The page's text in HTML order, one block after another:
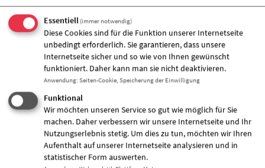
Zugeordnete Einrichtung
Essentiell (immer notwendig)
Diese Cookies sind für die Funktion unserer Internetseite
unbedingt erforderlich. Sie garantieren, dass unsere
Internetseite sicher und so wie von Ihnen gewünscht
funktioniert. Daher kann man sie nicht deaktivieren.
Anwendung: Seiten-Cookie, Speicherung der Einwilligung
Funktional
Wir möchten unseren Service so gut wie möglich für Sie
machen. Daher verbessern wir unsere Internetseite und Ihr
Nutzungserlebnis stetig. Um dies zu tun, möchten wir Ihren
Aufenthalt auf unserer Internetseite analysieren und in
statistischer Form auswerten.